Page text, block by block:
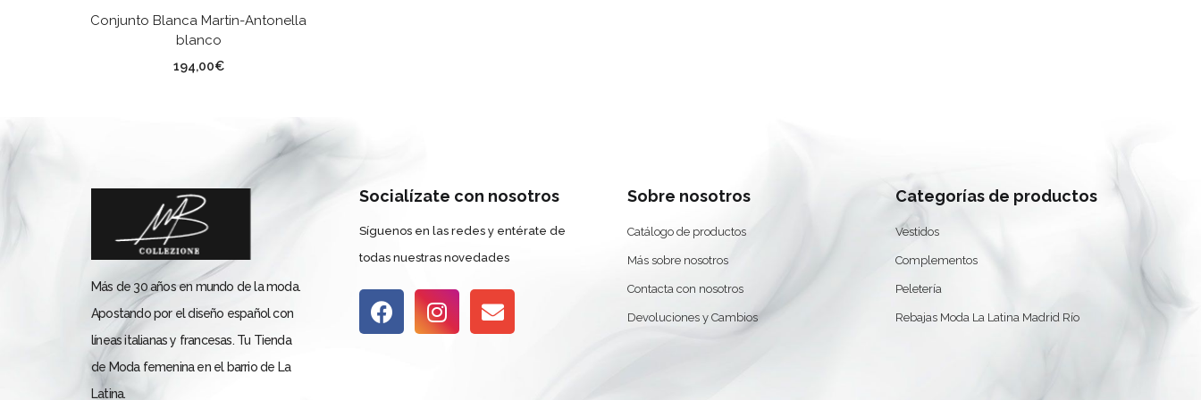
Conjunto Blanca Martin-Antonella
blanco
194,00€
Más de 30 años en mundo de la moda.
Apostando por el diseño español con
líneas italianas y francesas. Tu Tienda
de Moda femenina en el barrio de La
Latina.
Socialízate con nosotros
Síguenos en las redes y entérate de
todas nuestras novedades
Sobre nosotros
Catálogo de productos
Más sobre nosotros
Contacta con nosotros
Devoluciones y Cambios
Categorías de productos
Vestidos
Complementos
Peletería
Rebajas Moda La Latina Madrid Río